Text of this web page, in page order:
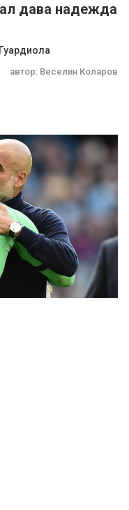
дава надежда
автор: Веселин Коларов